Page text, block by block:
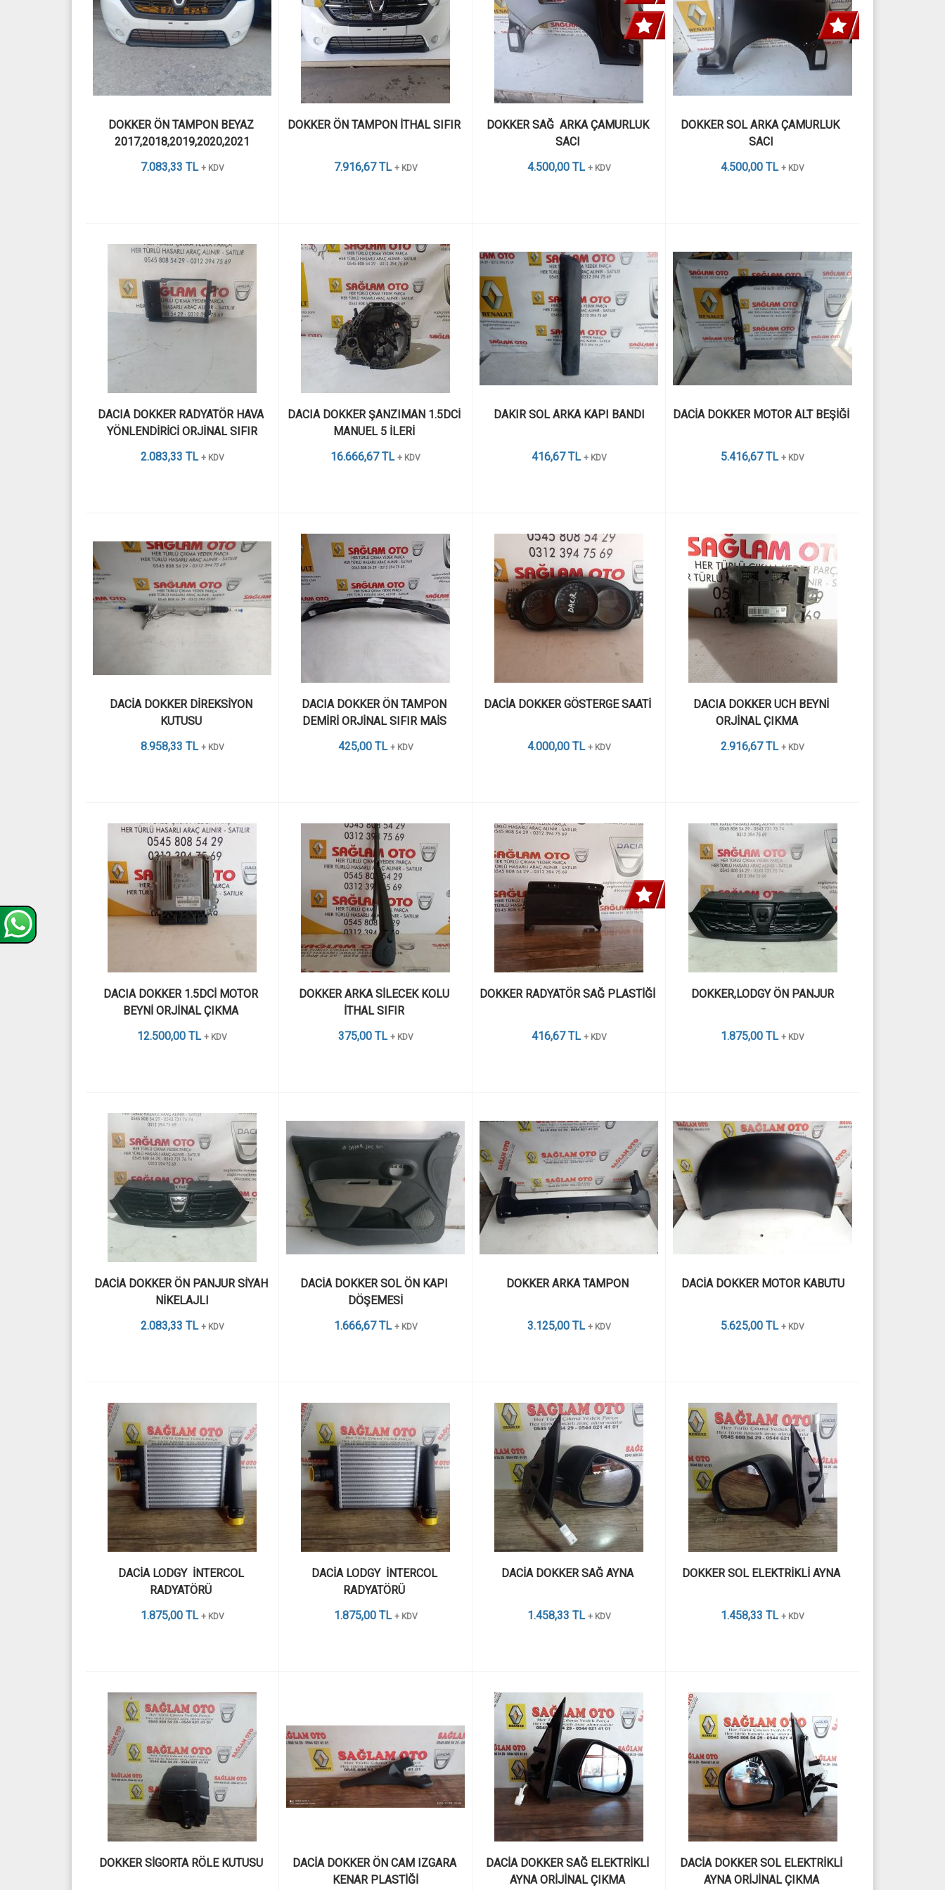
DOKKER ÖN TAMPON BEYAZ
2017,2018,2019,2020,2021
7.083,33 TL + KDV
DOKKER ÖN TAMPON İTHAL SIFIR
7.916,67 TL + KDV
DOKKER SAĞ  ARKA ÇAMURLUK
SACI
4.500,00 TL + KDV
DOKKER SOL ARKA ÇAMURLUK
SACI
4.500,00 TL + KDV
DACIA DOKKER RADYATÖR HAVA
YÖNLENDİRİCİ ORJİNAL SIFIR
2.083,33 TL + KDV
DACIA DOKKER ŞANZIMAN 1.5DCİ
MANUEL 5 İLERİ
16.666,67 TL + KDV
DAKIR SOL ARKA KAPI BANDI
416,67 TL + KDV
DACİA DOKKER MOTOR ALT BEŞİĞİ
5.416,67 TL + KDV
DACİA DOKKER DİREKSİYON
KUTUSU
8.958,33 TL + KDV
DACIA DOKKER ÖN TAMPON
DEMİRİ ORJİNAL SIFIR MAİS
425,00 TL + KDV
DACİA DOKKER GÖSTERGE SAATİ
4.000,00 TL + KDV
DACIA DOKKER UCH BEYNİ
ORJİNAL ÇIKMA
2.916,67 TL + KDV
DACIA DOKKER 1.5DCİ MOTOR
BEYNİ ORJİNAL ÇIKMA
12.500,00 TL + KDV
DOKKER ARKA SİLECEK KOLU
İTHAL SIFIR
375,00 TL + KDV
DOKKER RADYATÖR SAĞ PLASTİĞİ
416,67 TL + KDV
DOKKER,LODGY ÖN PANJUR
1.875,00 TL + KDV
DACİA DOKKER ÖN PANJUR SİYAH
NİKELAJLI
2.083,33 TL + KDV
DACİA DOKKER SOL ÖN KAPI
DÖŞEMESİ
1.666,67 TL + KDV
DOKKER ARKA TAMPON
3.125,00 TL + KDV
DACİA DOKKER MOTOR KABUTU
5.625,00 TL + KDV
DACİA LODGY  İNTERCOL
RADYATÖRÜ
1.875,00 TL + KDV
DACİA LODGY  İNTERCOL
RADYATÖRÜ
1.875,00 TL + KDV
DACİA DOKKER SAĞ AYNA
1.458,33 TL + KDV
DOKKER SOL ELEKTRİKLİ AYNA
1.458,33 TL + KDV
DOKKER SİGORTA RÖLE KUTUSU
DACİA DOKKER ÖN CAM IZGARA
KENAR PLASTİĞİ
DACİA DOKKER SAĞ ELEKTRİKLİ
AYNA ORİJİNAL ÇIKMA
DACİA DOKKER SOL ELEKTRİKLİ
AYNA ORİJİNAL ÇIKMA